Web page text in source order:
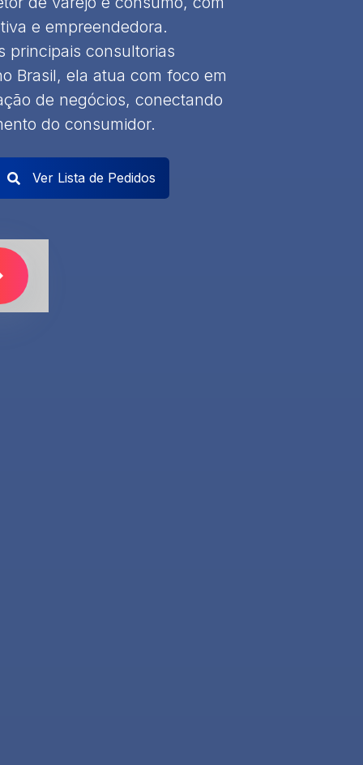
e empreendedora.
principais consultorias
Brasil, ela atua com foco em
de negócios, conectando
do consumidor.
Ver Lista de Pedidos